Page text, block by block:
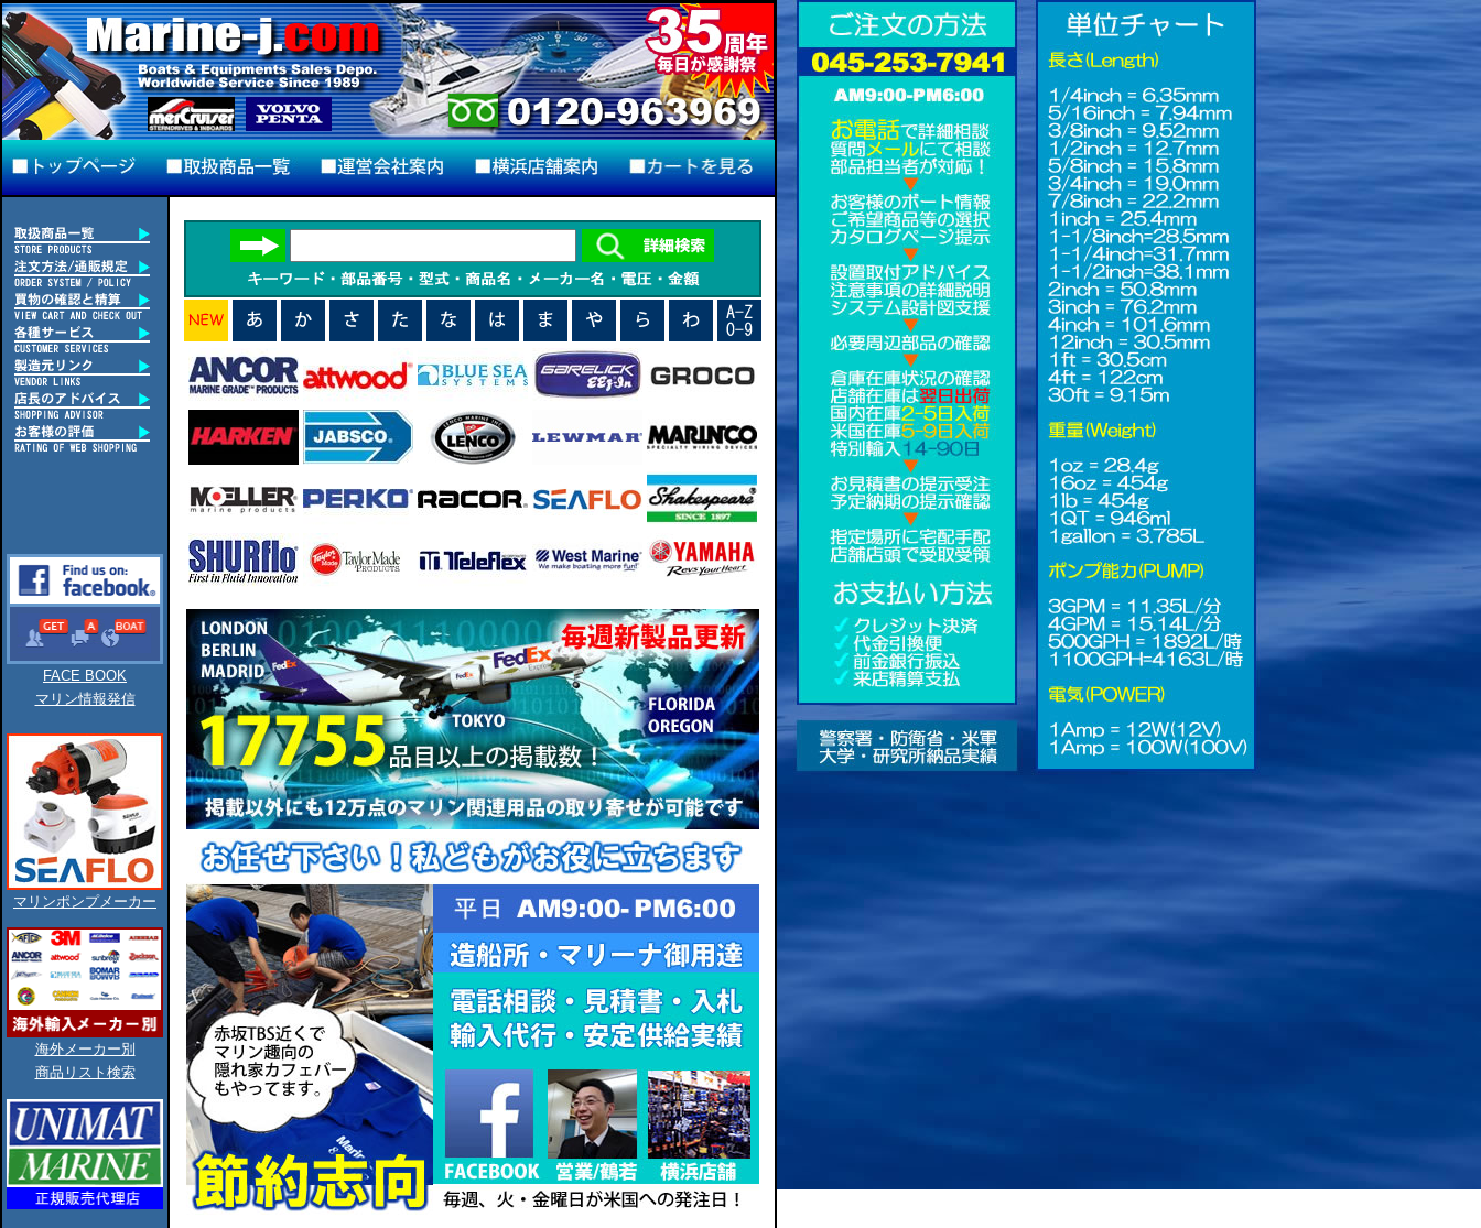
FACE BOOK
マリン情報発信
マリンポンプメーカー
海外メーカー別
商品リスト検索